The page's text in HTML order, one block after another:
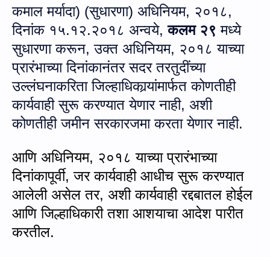
कमाल मर्यादा) (सुधारणा) अधिनियम, २०१८,
दिनांक १५.१२.२०१८ अन्‍वये,कलम २९ मध्ये
सुधारणा करून,उक्‍त अधिनियम, २०१८ याच्या
प्रारंभाच्या दिनांकानंतर सदर तरतुदींच्या
उल्लंघनाकरिता जिल्‍हाधिकार्‍यांमार्फत कोणतीही
कार्यवाही सुरू करण्यात येणार नाही, अशी
कोणतीही जमीन सरकारजमा करता येणार नाही.
आणि अधिनियम, २०१८ याच्या प्रारंभाच्या
दिनांकापूर्वी,जर कार्यवाही आधीच सुरू करण्यात
आलेली असेल तर, अशी कार्यवाही रद्दबातल होईल
आणि जिल्हाधिकारी तशा आशयाचा आदेश पारीत
करतील.